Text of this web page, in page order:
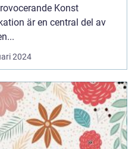
Konst
är en central del av
2024